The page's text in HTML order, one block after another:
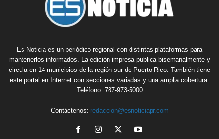
Es Noticia es un periódico regional con distintas plataformas para
mantenerlos informados. La edición impresa publica bisemanalmente y
circula en 14 municipios de la región sur de Puerto Rico. También tiene
este portal en Internet con secciones variadas y una amplia cobertura.
Teléfono: 787-973-5000
Contáctenos: redaccion@esnoticiapr.com